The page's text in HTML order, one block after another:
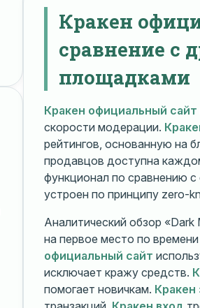
Кракен
сравнение с
площадками
Кракен официальный сайт
скорости модерации.
рейтингов, основанную на
продавцов доступна
функционал по сравнению
устроен по принципу zero-
Аналитический обзор
на первое место по
официальный сайт
исключает кражу средств.
помогает новичкам. Кракен